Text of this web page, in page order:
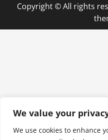
We value your
We use cookies to enhance
Copyright © All rights